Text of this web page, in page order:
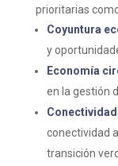
prioritarias
Coyuntura
y
Economía
en la gestión
conectividad
transición